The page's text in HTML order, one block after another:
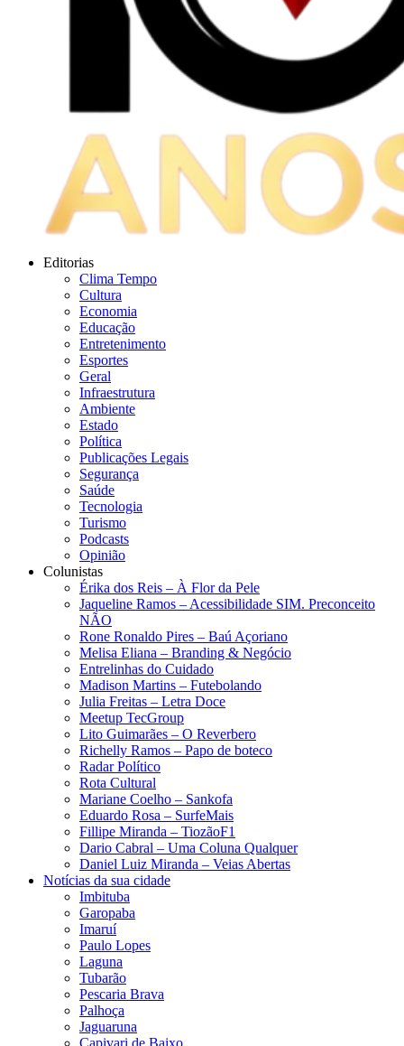
Editorias
Clima Tempo
Cultura
Economia
Educação
Entretenimento
Esportes
Geral
Infraestrutura
Ambiente
Estado
Política
Publicações Legais
Segurança
Saúde
Tecnologia
Turismo
Podcasts
Opinião
Colunistas
Érika dos Reis​ – À Flor da Pele
Jaqueline Ramos – Acessibilidade SIM. Preconceito
NÃO
Rone Ronaldo Pires – Baú Açoriano
Melisa Eliana – Branding & Negócio
Entrelinhas do Cuidado
Madison Martins – Futebolando
Julia Freitas​ – Letra Doce
Meetup TecGroup
Lito Guimarães – O Reverbero
Richelly Ramos​ – Papo de boteco
Radar Político
Rota Cultural
Mariane Coelho – Sankofa
Eduardo Rosa​ – SurfeMais
Fillipe Miranda – TiozãoF1
Dario Cabral – Uma Coluna Qualquer
Daniel Luiz Miranda – Veias Abertas
Notícias da sua cidade
Imbituba
Garopaba
Imaruí
Paulo Lopes
Laguna
Tubarão
Pescaria Brava
Palhoça
Jaguaruna
Capivari de Baixo